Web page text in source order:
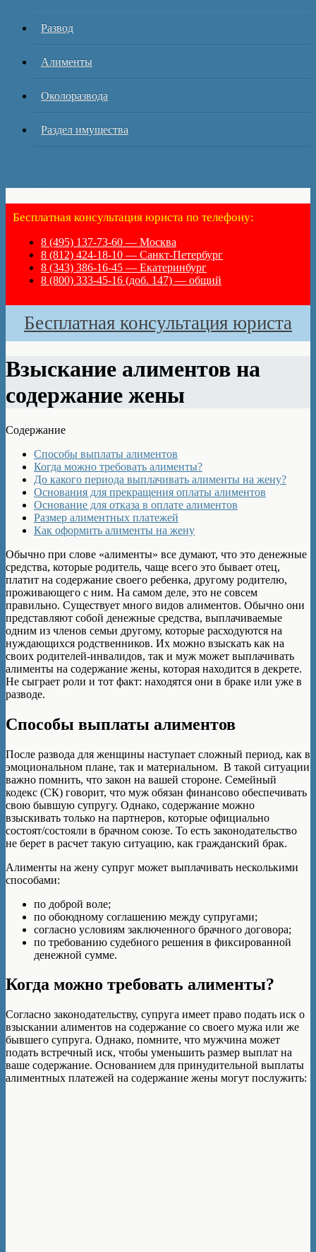
Развод
Алименты
Околоразвода
Раздел имущества
Бесплатная консультация юриста по телефону:
8 (495) 137-73-60 — Москва
8 (812) 424-18-10 — Санкт-Петербург
8 (343) 386-16-45 — Екатеринбург
8 (800) 333-45-16 (доб. 147) — общий
Бесплатная консультация юриста
Взыскание алиментов на
содержание жены
Содержание
Способы выплаты алиментов
Когда можно требовать алименты?
До какого периода выплачивать алименты на жену?
Основания для прекращения оплаты алиментов
Основание для отказа в оплате алиментов
Размер алиментных платежей
Как оформить алименты на жену
Обычно при слове «алименты» все думают, что это денежные
средства, которые родитель, чаще всего это бывает отец,
платит на содержание своего ребенка, другому родителю,
проживающего с ним. На самом деле, это не совсем
правильно. Существует много видов алиментов. Обычно они
представляют собой денежные средства, выплачиваемые
одним из членов семьи другому, которые расходуются на
нуждающихся родственников. Их можно взыскать как на
своих родителей-инвалидов, так и муж может выплачивать
алименты на содержание жены, которая находится в декрете.
Не сыграет роли и тот факт: находятся они в браке или уже в
разводе.
Способы выплаты алиментов
После развода для женщины наступает сложный период, как в
эмоциональном плане, так и материальном. В такой ситуации
важно помнить, что закон на вашей стороне. Семейный
кодекс (СК) говорит, что муж обязан финансово обеспечивать
свою бывшую супругу. Однако, содержание можно
взыскивать только на партнеров, которые официально
состоят/состояли в брачном союзе. То есть законодательство
не берет в расчет такую ситуацию, как гражданский брак.
Алименты на жену супруг может выплачивать несколькими
способами:
по доброй воле;
по обоюдному соглашению между супругами;
согласно условиям заключенного брачного договора;
по требованию судебного решения в фиксированной
денежной сумме.
Когда можно требовать алименты?
Согласно законодательству, супруга имеет право подать иск о
взыскании алиментов на содержание со своего мужа или же
бывшего супруга. Однако, помните, что мужчина может
подать встречный иск, чтобы уменьшить размер выплат на
ваше содержание. Основанием для принудительной выплаты
алиментных платежей на содержание жены могут послужить: